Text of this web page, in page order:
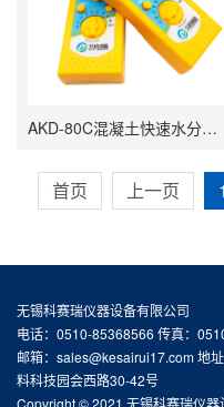
AKD-80C混凝土快速水分测定仪
首页 上一页 1
无锡科赛瑞仪器设备有限公司
电话：0510-85368566 传真：
邮箱：sales@kesairui17.com 地
料科技园会西路30-42号
Copyright © 2021 无锡科赛瑞仪器